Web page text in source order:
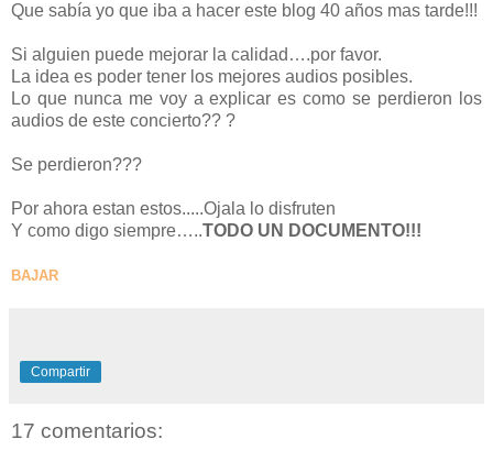
Que sabía yo que iba a hacer este blog 40 años mas tarde!!!
Si alguien puede mejorar la calidad….por favor.
La idea es poder tener los mejores audios posibles.
Lo que nunca me voy a explicar es como se perdieron los
audios de este concierto?? ?
Se perdieron???
Por ahora estan estos.....Ojala lo disfruten
Y como digo siempre…..TODO UN DOCUMENTO!!!
BAJAR
Compartir
17 comentarios: